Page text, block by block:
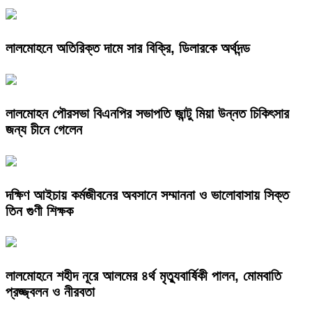
লালমোহনে অতিরিক্ত দামে সার বিক্রি, ডিলারকে অর্থদন্ড
লালমোহন পৌরসভা বিএনপির সভাপতি জান্টু মিয়া উন্নত চিকিৎসার
জন্য চীনে গেলেন
দক্ষিণ আইচায় কর্মজীবনের অবসানে সম্মাননা ও ভালোবাসায় সিক্ত
তিন গুণী শিক্ষক
লালমোহনে শহীদ নূরে আলমের ৪র্থ মৃত্যুবার্ষিকী পালন, মোমবাতি
প্রজ্জ্বলন ও নীরবতা